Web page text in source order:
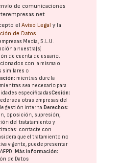
de comunicaciones
elAviso Legal y la
de Datos
Media, S.L.U.
a nuestra(s)
de cuenta de usuario.
con la misma o
similares o
mientras dure la
sea necesario para
especificadasCesión:
a otras empresas del
gestión interna. Derechos:
oposición, supresión,
del tratatamiento y
contacte con
que el tratamiento no
vigente, puede presentar
AEPD. Más información:
de Datos